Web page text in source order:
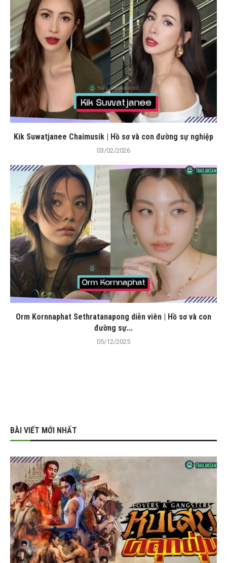
Kik Suwatjanee Chaimusik | Hồ sơ và con đường sự nghiệp
03/02/2026
Orm Kornnaphat Sethratanapong diễn viên | Hồ sơ và con
đường sự...
05/12/2025
BÀI VIẾT MỚI NHẤT